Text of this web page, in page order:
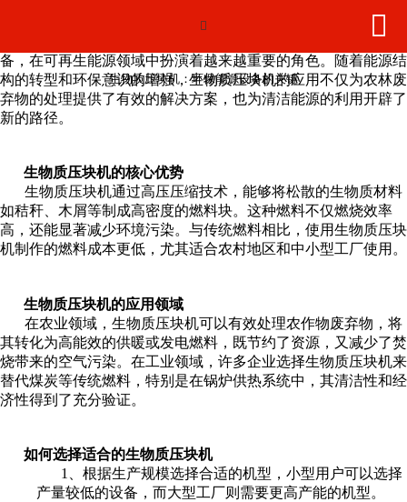
产品中心
工程案例
荣誉资质

生物质压块机：环保能源设备的关键

生物质压块机：环保能源设备的关键
生物质压块机作为一种将农林废弃物转化为高能效燃料的设
备，在可再生能源领域中扮演着越来越重要的角色。随着能源结
构的转型和环保意识的增强，生物质压块机的应用不仅为农林废
弃物的处理提供了有效的解决方案，也为清洁能源的利用开辟了
新的路径。
生物质压块机的核心优势
生物质压块机通过高压压缩技术，能够将松散的生物质材料
如秸秆、木屑等制成高密度的燃料块。这种燃料不仅燃烧效率
高，还能显著减少环境污染。 与传统燃料相比，使用生物质压块
机制作的燃料成本更低，尤其适合农村地区和中小型工厂使用。
生物质压块机的应用领域
在农业领域，生物质压块机可以有效处理农作物废弃物，将
其转化为高能效的供暖或发电燃料，既节约了资源，又减少了焚
烧带来的空气污染。 在工业领域，许多企业选择生物质压块机来
替代煤炭等传统燃料，特别是在锅炉供热系统中，其清洁性和经
济性得到了充分验证。
如何选择适合的生物质压块机
1、根据生产规模选择合适的机型，小型用户可以选择
产量较低的设备，而大型工厂则需要更高产能的机型。